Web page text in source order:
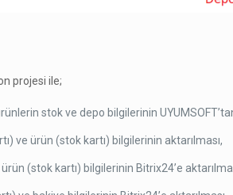
projesi ile;
stok ve depo bilgilerinin
ve ürün (stok kartı) bilgilerinin aktarılması,
(stok kartı) bilgilerinin Bitrix24’e